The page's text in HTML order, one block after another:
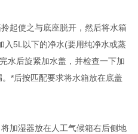
使之与底座脱开，然后将水箱
入5L以下的净水(要用纯净水或蒸
水后旋紧加水盖，并检查一下加
*后按匹配要求将水箱放在底盖
湿器放在人工气候箱右后侧地